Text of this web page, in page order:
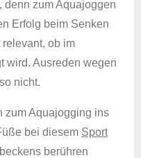
zum Aquajoggen
Erfolg beim Senken
ob im
wird. Ausreden wegen
nicht.
zum Aquajogging ins
bei diesem Sport
berühren